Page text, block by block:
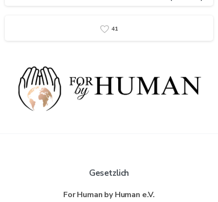
41
Gesetzlich
For Human by Human e.V.